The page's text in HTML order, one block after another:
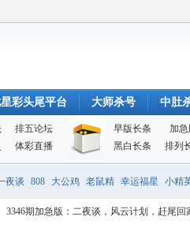
彩头尾平台 大师杀号 中肚
排五论坛
体彩直播
早版长条 加急
黑白长条
排列
夜谈 808 大公鸡 老鼠精 幸运福星 小精
3346期加急版：二夜谈，风云计划，赶尾回